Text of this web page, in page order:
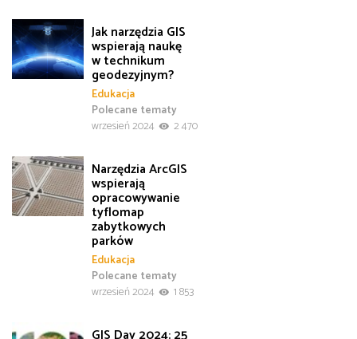
Jak narzędzia GIS
wspierają naukę
w technikum
geodezyjnym?
Edukacja
Polecane tematy
wrzesień 2024
2 470
Narzędzia ArcGIS
wspierają
opracowywanie
tyflomap
zabytkowych
parków
Edukacja
Polecane tematy
wrzesień 2024
1 853